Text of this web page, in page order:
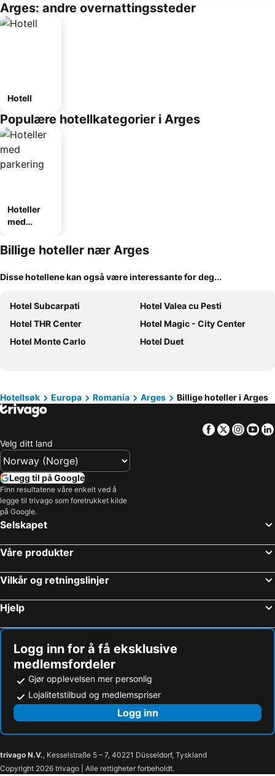
Arges: andre overnattingssteder
Hotell
Populære hotellkategorier i Arges
Hoteller
med
Billige hoteller nær Arges
Disse hotellene kan også være interessante for deg...
Hotel Subcarpati
Hotel Valea cu Pesti
Hotel THR Center
Hotel Magic - City Center
Hotel Monte Carlo
Hotel Duet
Hotellsøk Europa Romania Arges Billige hoteller i Arges
Facebook
Twitter
Velg ditt land
Legg til på Google
Finn resultatene våre enkelt ved å
legge til trivago som foretrukket kilde
på Google.
Selskapet
Våre produkter
Vilkår og retningslinjer
Hjelp
Logg inn for å få eksklusive
medlemsfordeler
Gjør opplevelsen mer personlig
Lojalitetstilbud og medlemspriser
Logg inn
trivago N.V., Kesselstraße 5 – 7, 40221 Düsseldorf, Tyskland
Copyright 2026 trivago | Alle rettigheter forbeholdt.